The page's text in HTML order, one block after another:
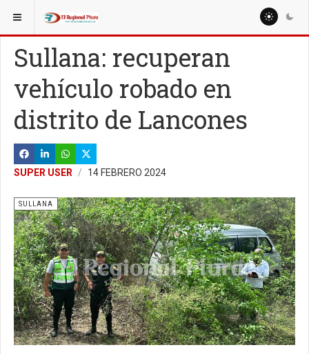
ESTÁ AQUÍ: LOCALES
Sullana: recuperan
vehículo robado en
distrito de Lancones
SUPER USER 14 FEBRERO 2024
SULLANA